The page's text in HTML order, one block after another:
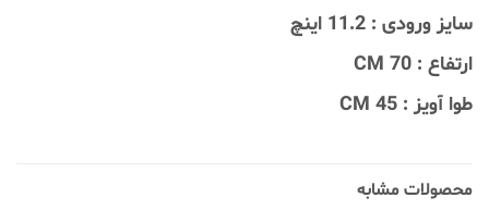
سایز ورودی : 11.2 اینچ
ارتفاع : 70 CM
طوا آویز : 45 CM
محصولات مشابه